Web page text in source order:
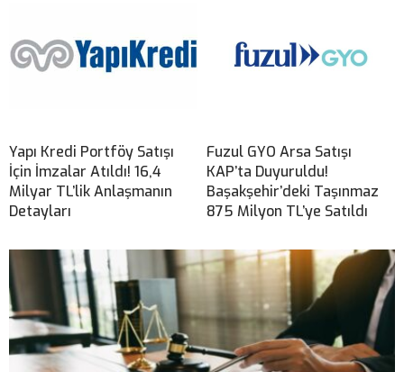
Yapı Kredi Portföy Satışı
İçin İmzalar Atıldı! 16,4
Milyar TL’lik Anlaşmanın
Detayları
Fuzul GYO Arsa Satışı
KAP’ta Duyuruldu!
Başakşehir’deki Taşınmaz
875 Milyon TL’ye Satıldı